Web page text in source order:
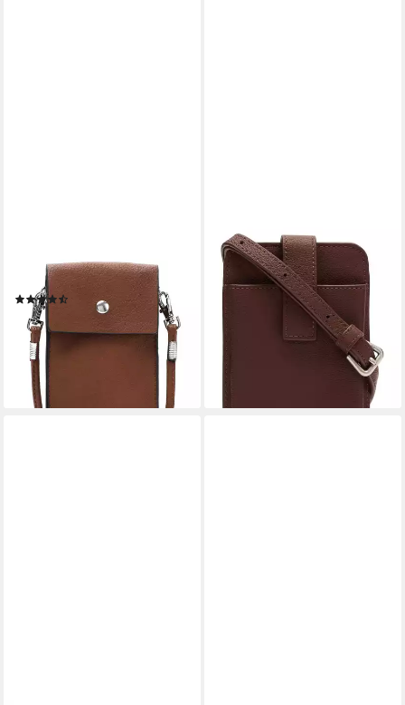
Handytasche E&N Emma,
Logo Prägung
15,99 € 19,99 €
-20%
lieferbar - in 2-3 Werktagen bei dir
LIEBESKIND BERLIN
Handytasche Harris
67,43 €
UVP89,90 €
lieferbar - in 2-3 Werktagen bei dir